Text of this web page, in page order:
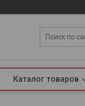
Каталог товаров